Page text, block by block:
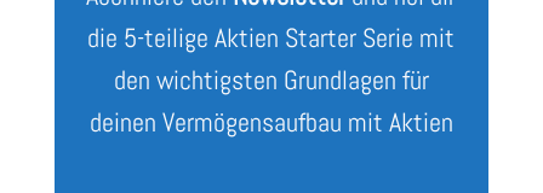
die 5-teilige Aktien Starter Serie mit
den wichtigsten Grundlagen für
deinen Vermögensaufbau mit Aktien